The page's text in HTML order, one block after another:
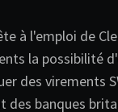
à l'emploi de
la possibilité
des virements
des banques